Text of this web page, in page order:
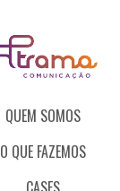
QUEM SOMOS
O QUE FAZEMOS